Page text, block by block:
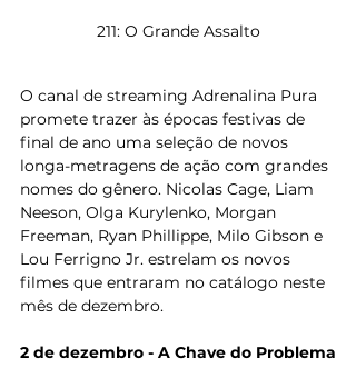
211: O Grande Assalto
O canal de streaming Adrenalina Pura
promete trazer às épocas festivas de
final de ano uma seleção de novos
longa-metragens de ação com grandes
nomes do gênero. Nicolas Cage, Liam
Neeson, Olga Kurylenko, Morgan
Freeman, Ryan Phillippe, Milo Gibson e
Lou Ferrigno Jr. estrelam os novos
filmes que entraram no catálogo neste
mês de dezembro.
2 de dezembro - A Chave do Problema